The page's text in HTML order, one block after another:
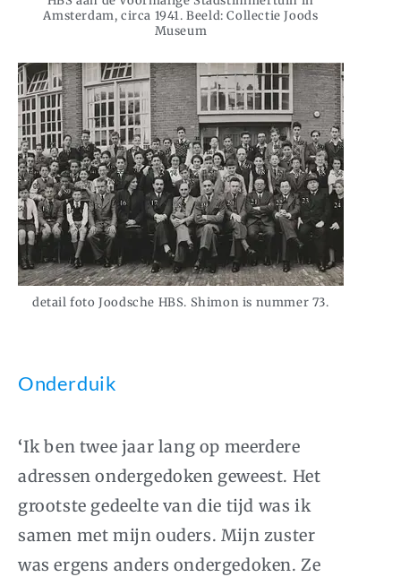
Amsterdam, circa 1941. Beeld: Collectie Joods
Museum
detail foto Joodsche HBS. Shimon is nummer 73.
Onderduik
‘Ik ben twee jaar lang op meerdere
adressen ondergedoken geweest. Het
grootste gedeelte van die tijd was ik
samen met mijn ouders. Mijn zuster
was ergens anders ondergedoken. Ze